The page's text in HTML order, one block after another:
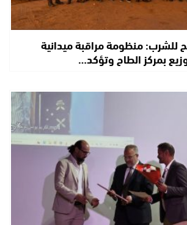
للشرب: منظومة مراقبة ميدانية
بمركز الطاح وتؤكد…